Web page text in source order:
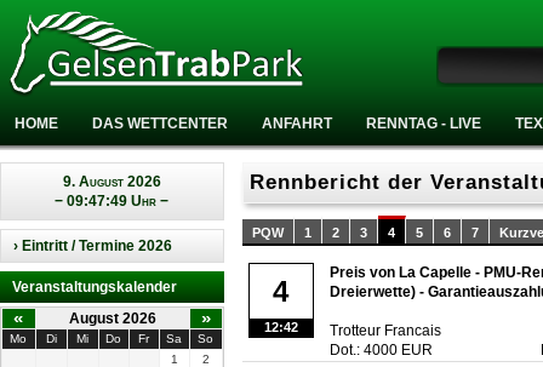
HOME DAS WETTCENTER ANFAHRT RENNTAG - LIVE
9. August 2026
− 09:47:49 Uhr −
› Eintritt / Termine 2026
Veranstaltungskalender
« August 2026 »
Mo Di Mi Do Fr Sa
So
1
2
Rennbericht der
PQW 1 2 3 4 5 6 7
4
12:42
Preis von La Capelle - PMU-
Dreierwette) -
Trotteur Francais
Dot.: 4000 EUR